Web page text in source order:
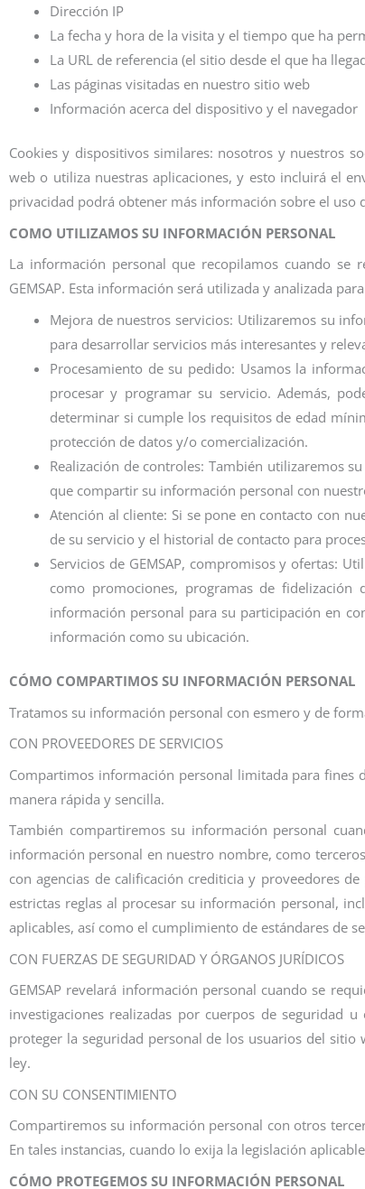
Dirección IP
La fecha y hora de la visita y el tiempo que ha
La URL de referencia (el sitio desde el que ha
Las páginas visitadas en nuestro sitio web
Información acerca del dispositivo y el navegador
Cookies y dispositivos similares: nosotros y nuestros
web o utiliza nuestras aplicaciones, y esto incluirá el
privacidad podrá obtener más información sobre el uso
COMO UTILIZAMOS SU INFORMACIÓN PERSONAL
La información personal que recopilamos cuando
GEMSAP. Esta información será utilizada y analizada
Mejora de nuestros servicios: Utilizaremos su
para desarrollar servicios más interesantes y
Procesamiento de su pedido: Usamos la
procesar y programar su servicio. Además,
determinar si cumple los requisitos de edad
protección de datos y/o comercialización.
Realización de controles: También utilizaremos
que compartir su información personal con
Atención al cliente: Si se pone en contacto con
de su servicio y el historial de contacto para
Servicios de GEMSAP, compromisos y ofertas:
como promociones, programas de
información personal para su participación en
información como su ubicación.
CÓMO COMPARTIMOS SU INFORMACIÓN PERSONAL
Tratamos su información personal con esmero y de
CON PROVEEDORES DE SERVICIOS
Compartimos información personal limitada para fines
manera rápida y sencilla.
También compartiremos su información personal
información personal en nuestro nombre, como
con agencias de calificación crediticia y proveedores
estrictas reglas al procesar su información personal,
aplicables, así como el cumplimiento de estándares de
CON FUERZAS DE SEGURIDAD Y ÓRGANOS JURÍDICOS
GEMSAP revelará información personal cuando se
investigaciones realizadas por cuerpos de seguridad
proteger la seguridad personal de los usuarios del
ley.
CON SU CONSENTIMIENTO
Compartiremos su información personal con otros
En tales instancias, cuando lo exija la legislación
CÓMO PROTEGEMOS SU INFORMACIÓN PERSONAL